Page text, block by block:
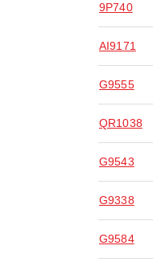
9P740
AI9171
G9555
QR1038
G9543
G9338
G9584